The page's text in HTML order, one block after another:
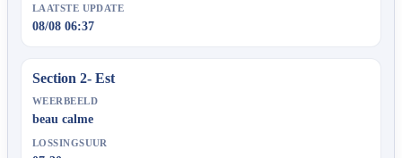
LAATSTE UPDATE
08/08 06:37
Section 2- Est
WEERBEELD
beau calme
LOSSINGSUUR